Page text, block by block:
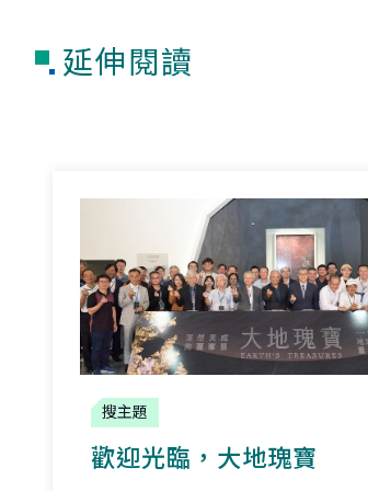
延伸閱讀
搜主題
歡迎光臨， 大地瑰寶